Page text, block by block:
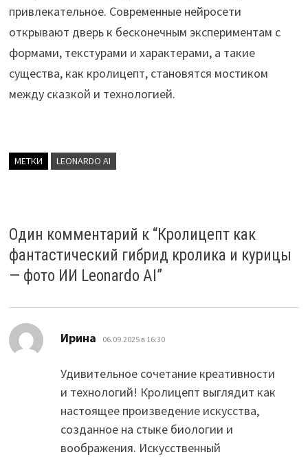
привлекательное. Современные нейросети
открывают дверь к бесконечным экспериментам с
формами, текстурами и характерами, а такие
существа, как кролицепт, становятся мостиком
между сказкой и технологией.
МЕТКИ LEONARDO AI
Один комментарий к “Кролицепт как
фантастический гибрид кролика и курицы
— фото ИИ Leonardo AI ”
Ирина 06.09.2025 в 16:30
Удивительное сочетание креативности
и технологий! Кролицепт выглядит как
настоящее произведение искусства,
созданное на стыке биологии и
воображения. Искусственный